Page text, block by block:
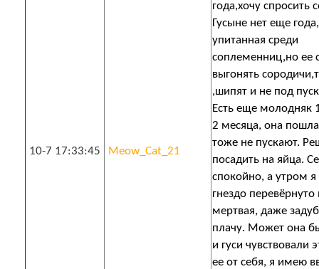
10-7 17:33:45 Meow_Cat_21
года,хочу спросить
Гусыне нет еще
упитанная среди
соплеменниц,но ее
выгонять
,шипят и не под
Есть еще молодняк
2 месяца, она
тоже не пускают.
посадить на яйца.
спокойно, а утром
гнездо
мертвая, даже
плачу. Может она
и гуси чувствовали
ее от себя, я имею